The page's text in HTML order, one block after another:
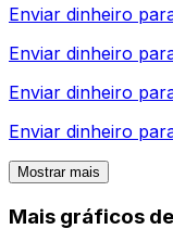
Enviar dinheiro
Enviar dinheiro
Enviar dinheiro
Enviar dinheiro
Mostrar mais
Mais gráficos